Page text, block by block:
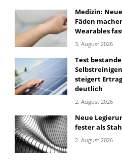
Medizin:
Fäden
Wearables
3. August 2026
Test
steigert
deutlich
2. August 2026
Neue
fester als
2. August 2026